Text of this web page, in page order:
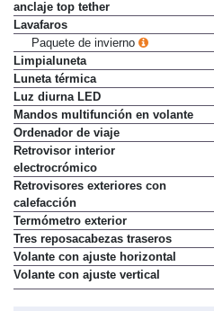
anclaje top tether
Lavafaros
Paquete de invierno
Limpialuneta
Luneta térmica
Luz diurna LED
Mandos multifunción en volante
Ordenador de viaje
Retrovisor interior
electrocrómico
Retrovisores exteriores con
calefacción
Termómetro exterior
Tres reposacabezas traseros
Volante con ajuste horizontal
Volante con ajuste vertical